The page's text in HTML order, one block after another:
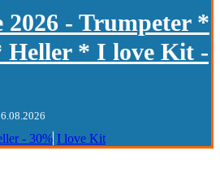
2026 - Trumpeter *
Heller * I love Kit -
- 30% I love Kit